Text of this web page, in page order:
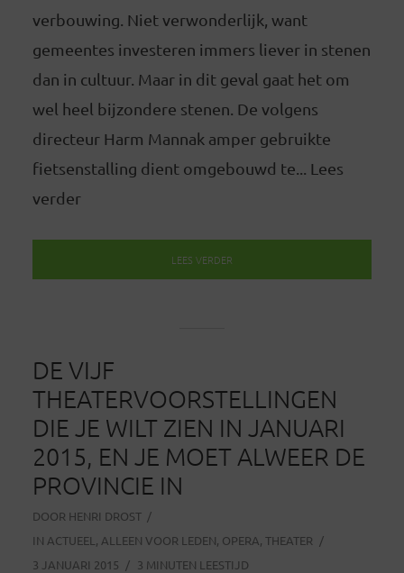
verbouwing. Niet verwonderlijk, want
gemeentes investeren immers liever in stenen
dan in cultuur. Maar in dit geval gaat het om
wel heel bijzondere stenen. De volgens
directeur Harm Mannak amper gebruikte
fietsenstalling dient omgebouwd te... Lees
verder
LEES VERDER
DE VIJF
THEATERVOORSTELLINGEN
DIE JE WILT ZIEN IN JANUARI
2015, EN JE MOET ALWEER DE
PROVINCIE IN
DOOR HENRI DROST
IN ACTUEEL , ALLEEN VOOR LEDEN, OPERA, THEATER
3 JANUARI 2015
3 MINUTEN LEESTIJD